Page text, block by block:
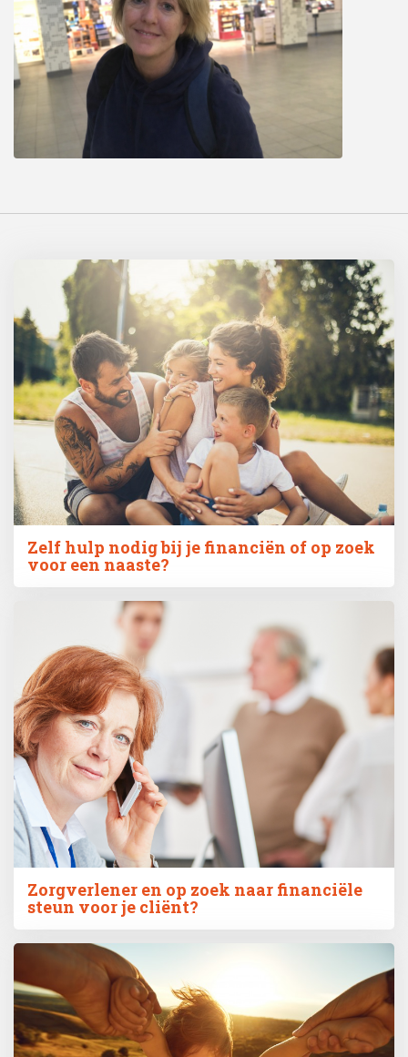
Zelf hulp nodig bij je financiën of op zoek
voor een naaste?
Zorgverlener en op zoek naar financiële
steun voor je cliënt?